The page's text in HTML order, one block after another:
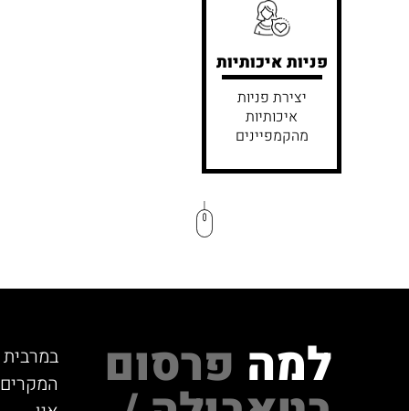
פניות איכותיות
יצירת פניות
איכותיות
מהקמפיינים
למה פרסום
במרבית
המקרים